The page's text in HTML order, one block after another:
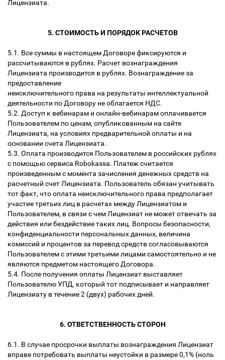
Лицензиата.
5. СТОИМОСТЬ И ПОРЯДОК РАСЧЕТОВ
5.1. Все суммы в настоящем Договоре фиксируются и
рассчитываются в рублях. Расчет вознаграждения
Лицензиата производится в рублях. Вознаграждение за
предоставление
неисключительного права на результаты интеллектуальной
деятельности по Договору не облагается НДС.
5.2. Доступ к вебинарам и онлайн-вебинарам оплачивается
Пользователем по ценам, опубликованным на сайте
Лицензиата, на условиях предварительной оплаты и на
основании счета Лицензиата.
5.3. Оплата производится Пользователем в российских рублях
с помощью сервиса Robokassa. Платеж считается
произведенным с момента зачисления денежных средств на
расчетный счет Лицензиата. Пользователь обязан учитывать
тот факт, что оплата неисключительного права предполагает
участие третьих лиц в расчетах между Лицензиатом и
Пользователем, в связи с чем Лицензиат не может отвечать за
действия или бездействие таких лиц. Вопросы безопасности,
конфиденциальности персональных данных, величина
комиссий и процентов за перевод средств согласовываются
Пользователем с этими третьими лицами самостоятельно и не
являются предметом настоящего Договора.
5.4. После получения оплаты Лицензиат выставляет
Пользователю УПД, который тот подписывает и направляет
Лицензиату в течение 2 (двух) рабочих дней.
6. ОТВЕТСТВЕННОСТЬ СТОРОН
6.1. В случае просрочки выплаты вознаграждения Лицензиат
вправе потребовать выплаты неустойки в размере 0,1% (ноль